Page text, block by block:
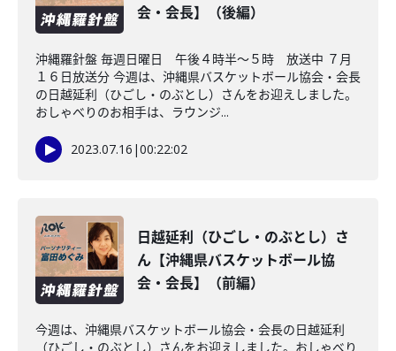
会・会長】（後編）
沖縄羅針盤 毎週日曜日 午後４時半～５時 放送中 ７月
１６日放送分 今週は、沖縄県バスケットボール協会・会長
の日越延利（ひごし・のぶとし）さんをお迎えしました。
おしゃべりのお相手は、ラウンジ...
2023.07.16 |00:22:02
日越延利（ひごし・のぶとし）さ
ん【沖縄県バスケットボール協
会・会長】（前編）
今週は、沖縄県バスケットボール協会・会長の日越延利
（ひごし・のぶとし）さんをお迎えしました。おしゃべり